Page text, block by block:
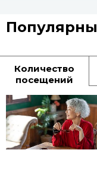
Количество
посещений